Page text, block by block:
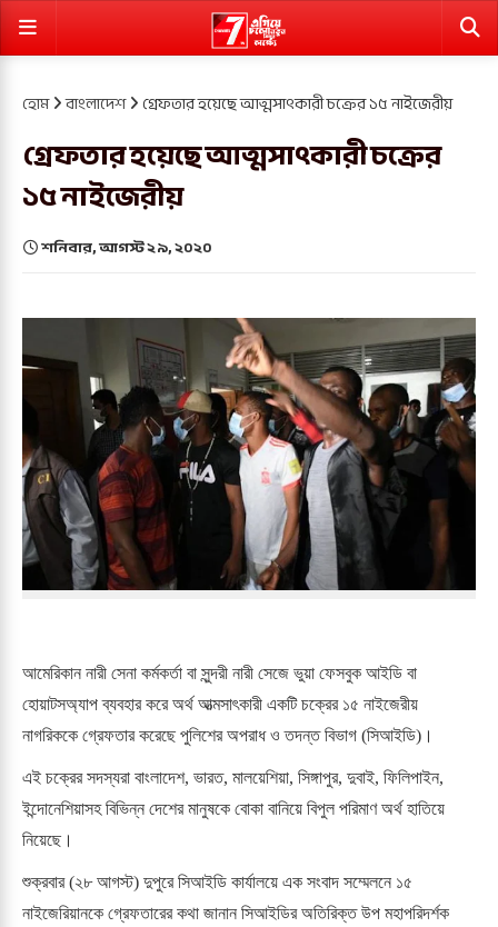
হোম বাংলাদেশ গ্রেফতার হয়েছে আত্মসাৎকারী চক্রের ১৫ নাইজেরীয়
গ্রেফতার হয়েছে আত্মসাৎকারী চক্রের
১৫ নাইজেরীয়
শনিবার, আগস্ট ২৯, ২০২০
আমেরিকান নারী সেনা কর্মকর্তা বা সুন্দরী নারী সেজে ভুয়া ফেসবুক আইডি বা
হোয়াটসঅ্যাপ ব্যবহার করে অর্থ আত্মসাৎকারী একটি চক্রের ১৫ নাইজেরীয়
নাগরিককে গ্রেফতার করেছে পুলিশের অপরাধ ও তদন্ত বিভাগ (সিআইডি)।
এই চক্রের সদস্যরা বাংলাদেশ, ভারত, মালয়েশিয়া, সিঙ্গাপুর, দুবাই, ফিলিপাইন,
ইন্দোনেশিয়াসহ বিভিন্ন দেশের মানুষকে বোকা বানিয়ে বিপুল পরিমাণ অর্থ হাতিয়ে
নিয়েছে।
শুক্রবার (২৮ আগস্ট) দুপুরে সিআইডি কার্যালয়ে এক সংবাদ সম্মেলনে ১৫
নাইজেরিয়ানকে গ্রেফতারের কথা জানান সিআইডির অতিরিক্ত উপ মহাপরিদর্শক